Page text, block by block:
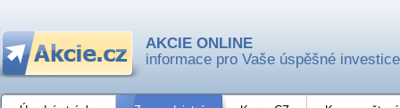
AKCIE ONLINE
informace pro Vaše úspěšné investice